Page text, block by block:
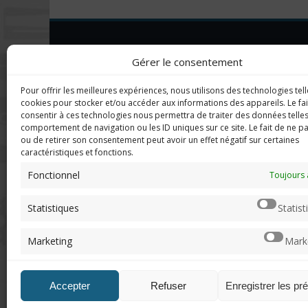
Gérer le consentement
Pour offrir les meilleures expériences, nous utilisons des technologies
cookies pour stocker et/ou accéder aux informations des appareils. Le
consentir à ces technologies nous permettra de traiter des données
comportement de navigation ou les ID uniques sur ce site. Le fait de ne
ou de retirer son consentement peut avoir un effet négatif sur certaines
caractéristiques et fonctions.
Fonctionnel Toujours
Statistiques
Marketing
Accepter Refuser Enregistrer les
Imerod.fr est un site traitant de
reproduction partielle ou complète
sans autorisation préalable est
interdite.
Qui suis-je ?
DERNIERS
en
de